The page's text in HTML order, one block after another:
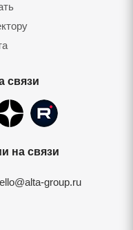
связи
на связи
group.ru